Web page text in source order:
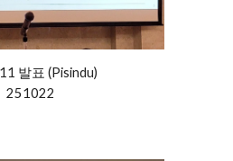
발표 (Pisindu)
251022